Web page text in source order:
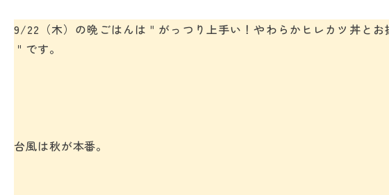
9/22（木）の晩ごはんは＂がっつり上手い！やわらかヒレカツ丼とお
＂です。
台風は秋が本番。